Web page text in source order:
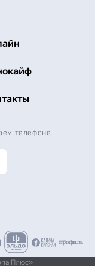
телефоне.
Плюс»